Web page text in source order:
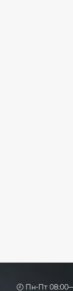
🕗 Пн-Пт